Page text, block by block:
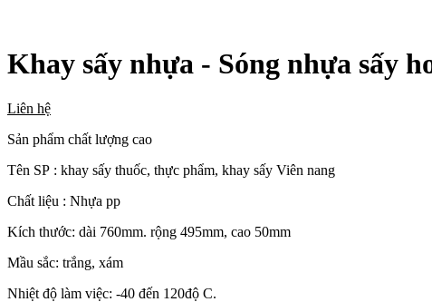
Khay sấy nhựa - Sóng nhựa sấy
Liên hệ
Sản phẩm chất lượng cao
Tên SP : khay sấy thuốc, thực phẩm, khay sấy Viên nang
Chất liệu : Nhựa pp
Kích thước: dài 760mm. rộng 495mm, cao 50mm
Mầu sắc: trắng, xám
Nhiệt độ làm việc: -40 đến 120độ C.